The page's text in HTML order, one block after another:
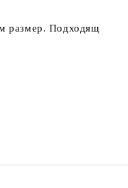
размер. Подходящ